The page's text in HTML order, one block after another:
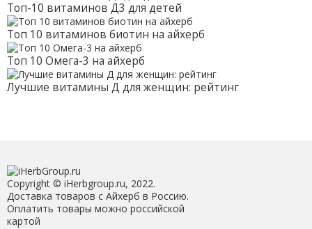
Топ-10 витаминов Д3 для детей
Топ 10 витаминов биотин на айхерб
Топ 10 Омега-3 на айхерб
Лучшие витамины Д для женщин: рейтинг
Copyright © iHerbgroup.ru, 2022.
Доставка товаров с Айхерб в Россию.
Оплатить товары можно российской
картой